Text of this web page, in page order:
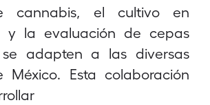
cannabis, el cultivo en
y la evaluación de cepas
adapten a las diversas
México. Esta colaboración